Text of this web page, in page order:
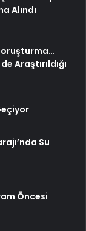
Alındı
Araştırıldığı
Su
Öncesi